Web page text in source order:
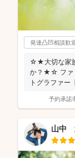
発達凸凹相談歓
☆★大切な家
か？★☆ ファ
トグラファ
予約承諾
山中